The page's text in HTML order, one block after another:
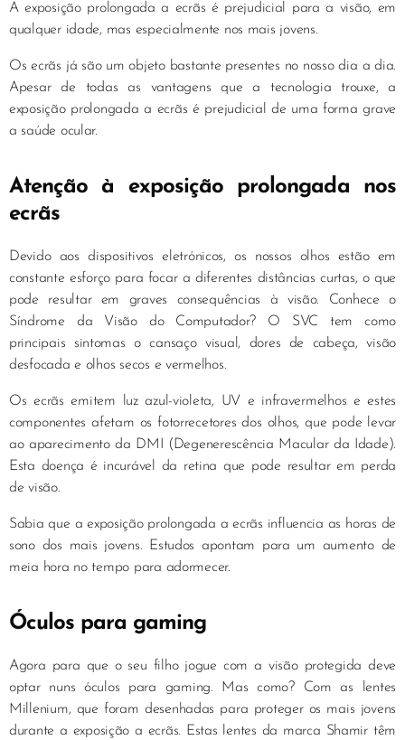
A exposição prolongada a ecrãs é prejudicial para a visão, em
qualquer idade, mas especialmente nos mais jovens.
Os ecrãs já são um objeto bastante presentes no nosso dia a dia.
Apesar de todas as vantagens que a tecnologia trouxe, a
exposição prolongada a ecrãs é prejudicial de uma forma grave
a saúde ocular.
Atenção à exposição prolongada nos
ecrãs
Devido aos dispositivos eletrónicos, os nossos olhos estão em
constante esforço para focar a diferentes distâncias curtas, o que
pode resultar em graves consequências à visão. Conhece o
Síndrome da Visão do Computador? O SVC tem como
principais sintomas o cansaço visual, dores de cabeça, visão
desfocada e olhos secos e vermelhos.
Os ecrãs emitem luz azul-violeta, UV e infravermelhos e estes
componentes afetam os fotorrecetores dos olhos, que pode levar
ao aparecimento da DMI (Degenerescência Macular da Idade).
Esta doença é incurável da retina que pode resultar em perda
de visão.
Sabia que a exposição prolongada a ecrãs influencia as horas de
sono dos mais jovens. Estudos apontam para um aumento de
meia hora no tempo para adormecer.
Óculos para gaming
Agora para que o seu filho jogue com a visão protegida deve
optar nuns óculos para gaming. Mas como? Com as lentes
Millenium, que foram desenhadas para proteger os mais jovens
durante a exposição a ecrãs. Estas lentes da marca Shamir têm